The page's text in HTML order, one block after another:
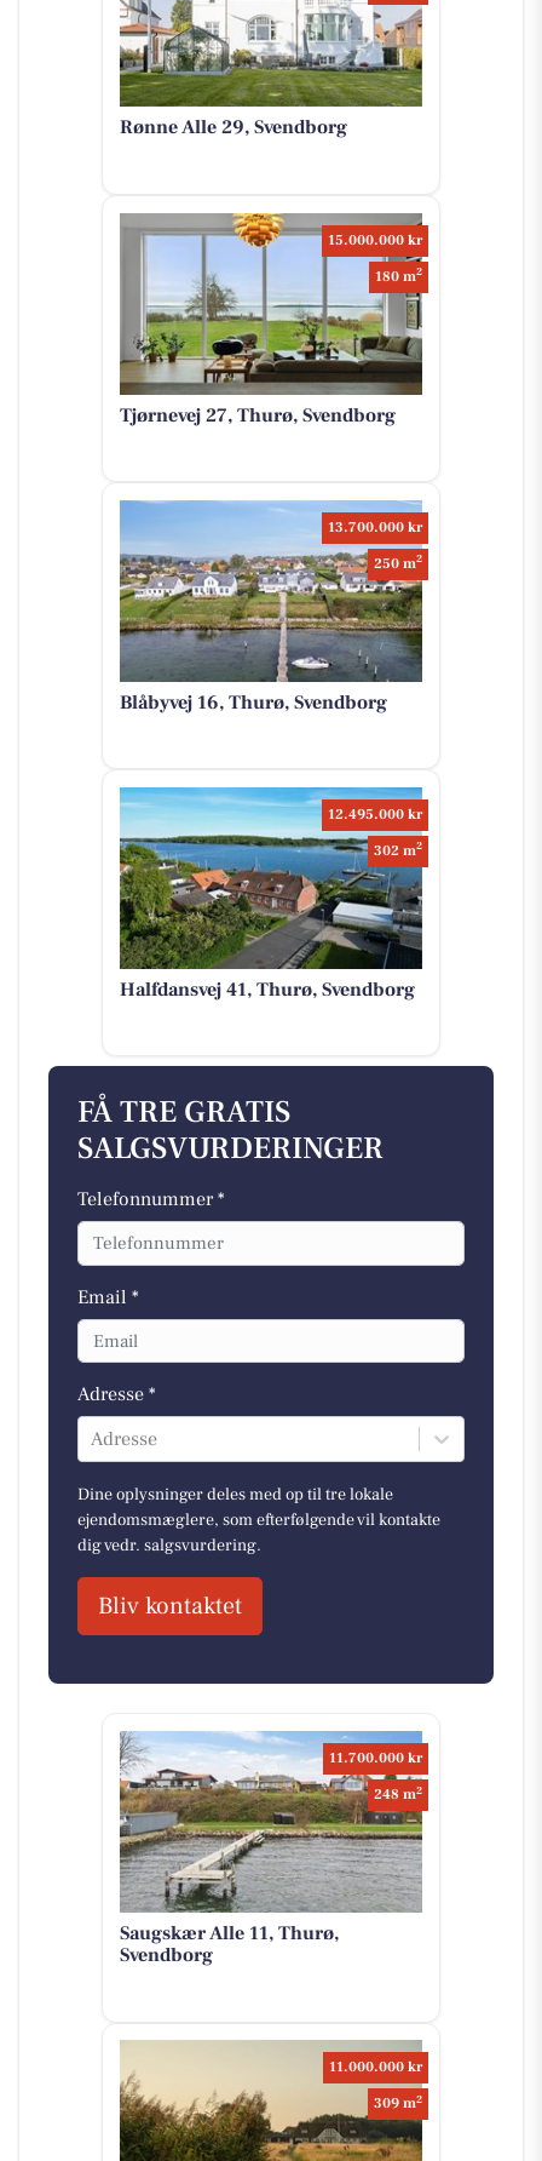
Rønne Alle 29, Svendborg
15.000.000 kr
180 m2
Tjørnevej 27, Thurø, Svendborg
13.700.000 kr
250 m2
Blåbyvej 16, Thurø, Svendborg
12.495.000 kr
302 m2
Halfdansvej 41, Thurø, Svendborg
FÅ TRE GRATIS
SALGSVURDERINGER
Telefonnummer *
Email *
Adresse *
Adresse
Dine oplysninger deles med op til tre lokale
ejendomsmæglere, som efterfølgende vil kontakte
dig vedr. salgsvurdering.
Bliv kontaktet
11.700.000 kr
248 m2
Saugskær Alle 11, Thurø,
Svendborg
11.000.000 kr
309 m2